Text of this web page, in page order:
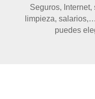
Seguros,
limpieza,
puedes